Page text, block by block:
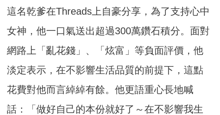
這名乾爹在Threads上自豪分享，為了支持心中
女神，他一口氣送出超過300萬鑽石積分。面對
網路上「亂花錢」、「炫富」等負面評價，他
淡定表示，在不影響生活品質的前提下，這點
花費對他而言綽綽有餘。他更語重心長地喊
話：「做好自己的本份就好了～在不影響我生